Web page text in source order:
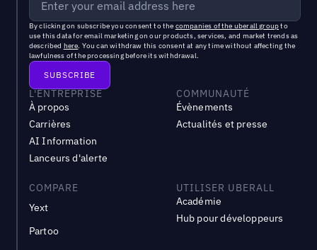
By clicking on subscribe you consent to the companies of the uberall groupto
use this data for email marketing on our products, services, and market trends as
described here. You can withdraw this consent at any time without affecting the
lawfulness of the processing before its withdrawal.
L'ENTREPRISE
À propos
Carrières
AI Information
Lanceurs d'alerte
COMMUNAUTÉ
Évènements
Actualités et presse
COMPARE
Yext
Partoo
UTILISER UBERALL
Académie
Hub pour développeurs